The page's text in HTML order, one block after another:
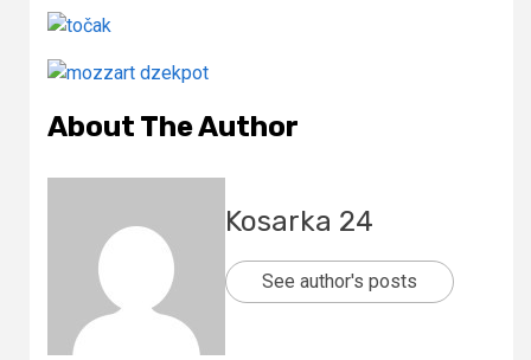
About The Author
Kosarka 24
See author's posts